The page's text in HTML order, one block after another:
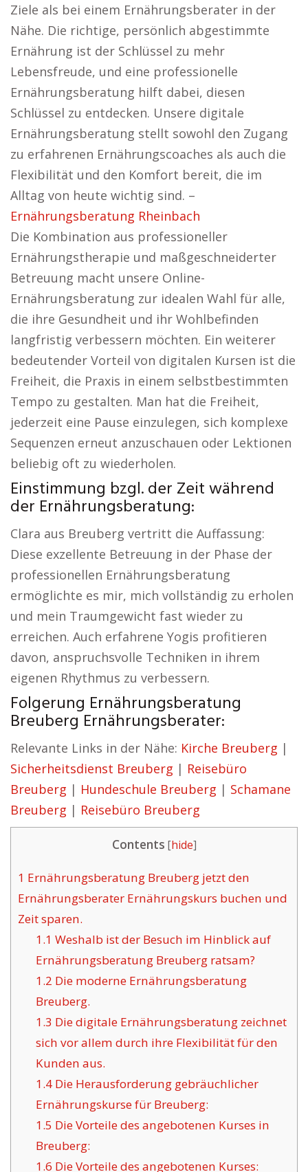
Ziele als bei einem Ernährungsberater in der
Nähe. Die richtige, persönlich abgestimmte
Ernährung ist der Schlüssel zu mehr
Lebensfreude, und eine professionelle
Ernährungsberatung hilft dabei, diesen
Schlüssel zu entdecken. Unsere digitale
Ernährungsberatung stellt sowohl den Zugang
zu erfahrenen Ernährungscoaches als auch die
Flexibilität und den Komfort bereit, die im
Alltag von heute wichtig sind. –
Ernährungsberatung Rheinbach
Die Kombination aus professioneller
Ernährungstherapie und maßgeschneiderter
Betreuung macht unsere Online-
Ernährungsberatung zur idealen Wahl für alle,
die ihre Gesundheit und ihr Wohlbefinden
langfristig verbessern möchten. Ein weiterer
bedeutender Vorteil von digitalen Kursen ist die
Freiheit, die Praxis in einem selbstbestimmten
Tempo zu gestalten. Man hat die Freiheit,
jederzeit eine Pause einzulegen, sich komplexe
Sequenzen erneut anzuschauen oder Lektionen
beliebig oft zu wiederholen.
Einstimmung bzgl. der Zeit während
der Ernährungsberatung:
Clara aus Breuberg vertritt die Auffassung:
Diese exzellente Betreuung in der Phase der
professionellen Ernährungsberatung
ermöglichte es mir, mich vollständig zu erholen
und mein Traumgewicht fast wieder zu
erreichen. Auch erfahrene Yogis profitieren
davon, anspruchsvolle Techniken in ihrem
eigenen Rhythmus zu verbessern.
Folgerung Ernährungsberatung
Breuberg Ernährungsberater:
Relevante Links in der Nähe: Kirche Breuberg |
Sicherheitsdienst Breuberg | Reisebüro
Breuberg | Hundeschule Breuberg | Schamane
Breuberg | Reisebüro Breuberg
Contents [hide]
1 Ernährungsberatung Breuberg jetzt den
Ernährungsberater Ernährungskurs buchen und
Zeit sparen.
1.1 Weshalb ist der Besuch im Hinblick auf
Ernährungsberatung Breuberg ratsam?
1.2 Die moderne Ernährungsberatung
Breuberg.
1.3 Die digitale Ernährungsberatung zeichnet
sich vor allem durch ihre Flexibilität für den
Kunden aus.
1.4Die Herausforderung gebräuchlicher
Ernährungskurse für Breuberg:
1.5 Die Vorteile des angebotenen Kurses in
Breuberg:
1.6 Die Vorteile des angebotenen Kurses: